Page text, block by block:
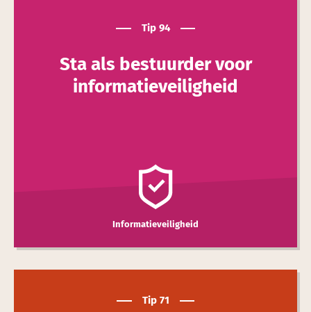
Tip 94
Sta als bestuurder voor
informatie­veilig­heid
Informatieveiligheid
Tip 71